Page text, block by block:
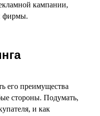
кампании,
фирмы.
его преимущества
стороны. Подумать,
и как